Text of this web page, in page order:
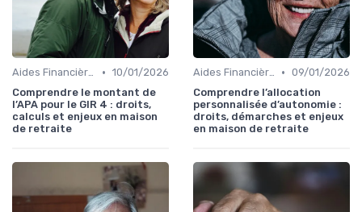
Aides Financières et Subventions • 10/01/2026
Comprendre le montant de
l’APA pour le GIR 4 : droits,
calculs et enjeux en maison
de retraite
Aides Financières et Subventions • 09/01/2026
Comprendre l’allocation
personnalisée d’autonomie :
droits, démarches et enjeux
en maison de retraite